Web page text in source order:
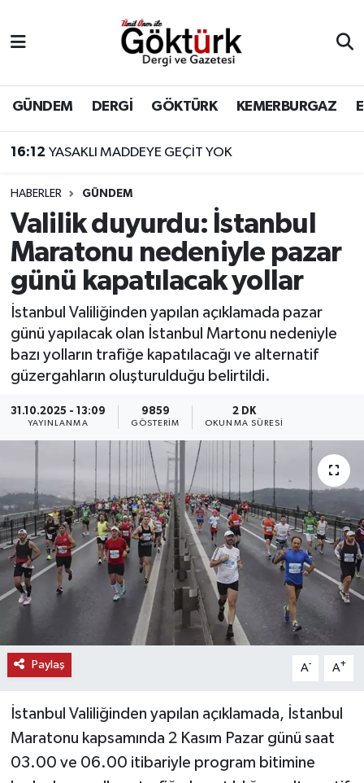
GÜNDEM DERGİ GÖKTÜRK KEMERBURGAZ
16:12 YASAKLI MADDEYE GEÇİT YOK
HABERLER GÜNDEM
Valilik duyurdu: İstanbul
Maratonu nedeniyle pazar
günü kapatılacak yollar
İstanbul Valiliğinden yapılan açıklamada pazar
günü yapılacak olan İstanbul Martonu nedeniyle
bazı yolların trafiğe kapatılacağı ve alternatif
güzergahların oluşturulduğu belirtildi.
31.10.2025 - 13:09
YAYINLANMA
9859
GÖSTERIM
2 DK
OKUNMA SÜRESI
Paylaş A- A+
İstanbul Valiliğinden yapılan açıklamada, İstanbul
Maratonu kapsamında 2 Kasım Pazar günü saat
03.00 ve 06.00 itibariyle program bitimine
BİLİM
DERGİ
DÜNYA
EĞİTİM
EKONOMİ
GÖKTÜRK
GÜNDEM
ÖZEL HABER
SAĞLIK
TEKNOLOJİ
Eyüpsultan Hava Durumu
Eyüpsultan Trafik Yoğunluk Haritası
Süper Lig Puan Durumu ve Fikstür
Tüm Manşetler
Son Dakika Haberleri
Haber Arşivi